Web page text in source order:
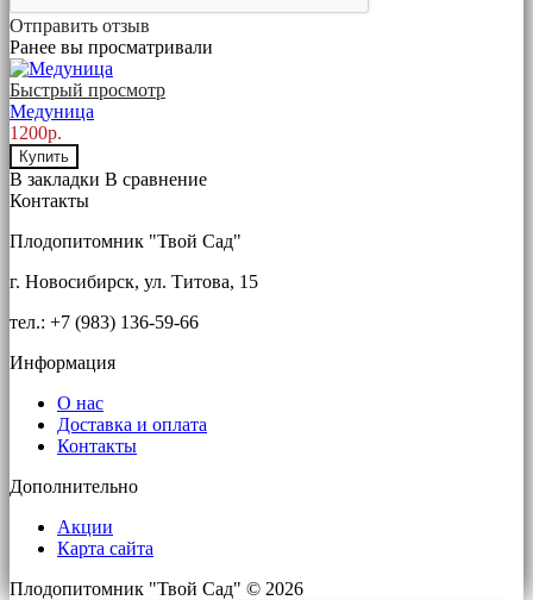
Отправить отзыв
Ранее вы просматривали
Быстрый просмотр
Медуница
1200р.
Купить
В закладки В сравнение
Контакты
Плодопитомник "Твой Сад"
г. Новосибирск, ул. Титова, 15
тел.: +7 (983) 136-59-66
Информация
О нас
Доставка и оплата
Контакты
Дополнительно
Акции
Карта сайта
Плодопитомник "Твой Сад" © 2026